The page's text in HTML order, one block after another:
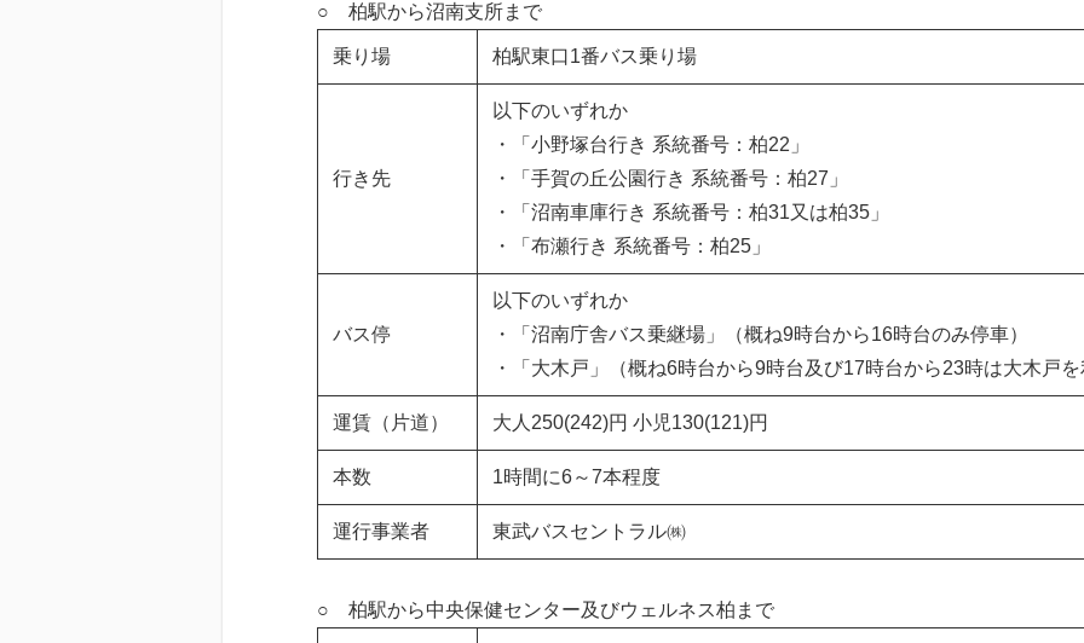
○ 柏駅から沼南支所まで
乗り場 柏駅東口1番バス乗り場
行き先
以下のいずれか
・「小野塚台行き 系統番号：柏22」
・「手賀の丘公園行き 系統番号：柏27」
・「沼南車庫行き 系統番号：柏31又は柏35」
・「布瀬行き 系統番号：柏25」
バス停
以下のいずれか
・「沼南庁舎バス乗継場」（概ね9時台から16時台のみ停車）
・「大木戸」（概ね6時台から9時台及び17時台から23時は大木戸
運賃（片道） 大人250(242)円 小児130(121)円
本数 1時間に6～7本程度
運行事業者 東武バスセントラル㈱
○ 柏駅から中央保健センター及びウェルネス柏まで